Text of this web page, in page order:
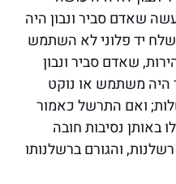
שאדם סביר ונבון היה
יד פלוני לא השתמש
שאדם סביר ונבון
היה משתמש או נוקט
ואם התרשל כאמור
באותן נסיבות חובה
והגורם ברשלנותו